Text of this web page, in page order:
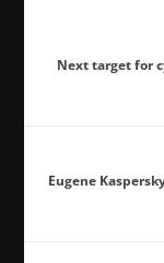
Next target for
Eugene